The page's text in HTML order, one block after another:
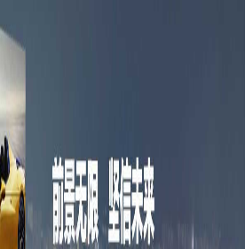
景信商城